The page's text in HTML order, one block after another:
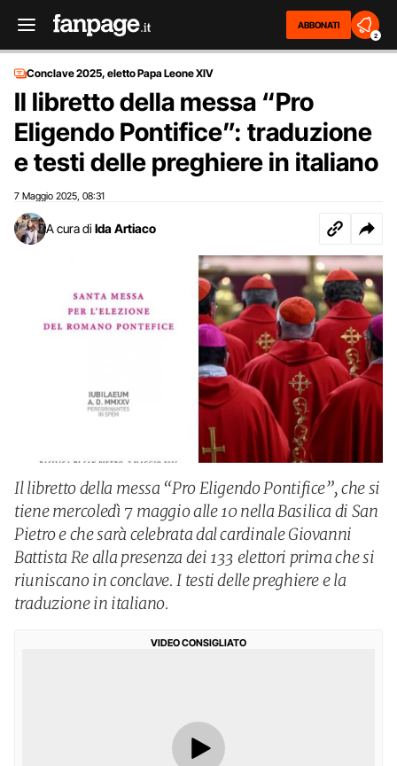
ABBONATI
2
Conclave 2025, eletto Papa Leone XIV
Il libretto della messa “Pro
Eligendo Pontifice”: traduzione
e testi delle preghiere in italiano
7 Maggio 2025 08:31
A cura di Ida Artiaco
Il libretto della messa “Pro Eligendo Pontifice”, che si
tiene mercoledì 7 maggio alle 10 nella Basilica di San
Pietro e che sarà celebrata dal cardinale Giovanni
Battista Re alla presenza dei 133 elettori prima che si
riuniscano in conclave. I testi delle preghiere e la
traduzione in italiano.
VIDEO CONSIGLIATO